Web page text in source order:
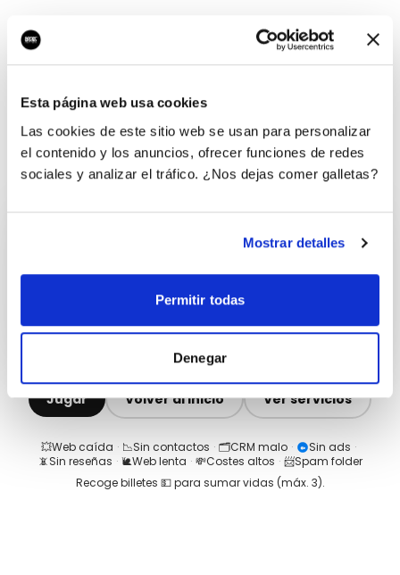
Esta página web usa cookies
Las cookies de este sitio web se usan para personalizar
el contenido y los anuncios, ofrecer funciones de redes
sociales y analizar el tráfico. ¿Nos dejas comer galletas?
Mostrar detalles
Permitir todas
Denegar
¡Ups, no hay nada por
aquí!
¿Quieres jugar al juego del empresario?
Jugar Volver al inicio Ver servicios
💥Web caída · 📉Sin contactos · 🗂️CRM malo · Sin ads ·
📵Sin reseñas · 🐌Web lenta · 💸Costes altos · 📨Spam folder
Recoge billetes 💵 para sumar vidas (máx. 3).